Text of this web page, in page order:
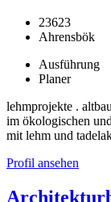
23623
Ahrensbök
Ausführung
Planer
lehmprojekte .
im ökologischen
mit lehm und
Profil ansehen